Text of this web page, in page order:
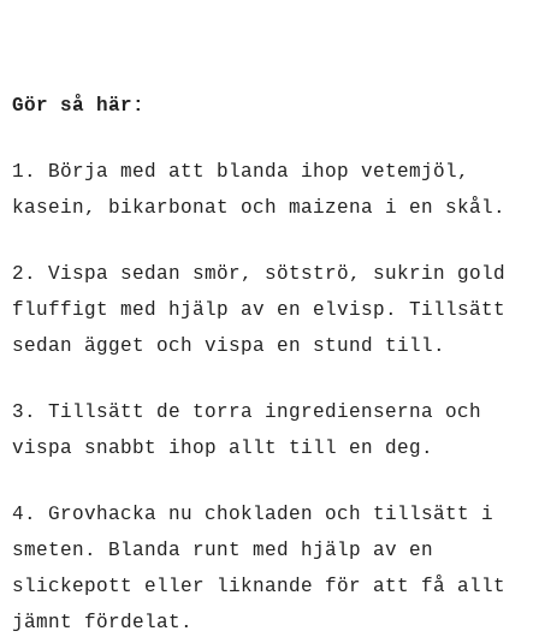
Gör så här:
1. Börja med att blanda ihop vetemjöl,
kasein, bikarbonat och maizena i en skål.
2. Vispa sedan smör, sötströ, sukrin gold
fluffigt med hjälp av en elvisp. Tillsätt
sedan ägget och vispa en stund till.
3. Tillsätt de torra ingredienserna och
vispa snabbt ihop allt till en deg.
4. Grovhacka nu chokladen och tillsätt i
smeten. Blanda runt med hjälp av en
slickepott eller liknande för att få allt
jämnt fördelat.